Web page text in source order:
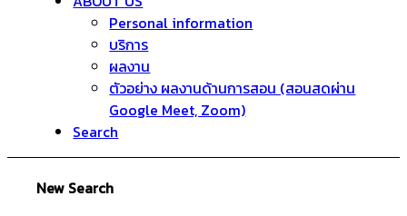
Personal information
บริการ
ผลงาน
ตัวอย่าง ผลงานด้านการสอน (สอนสดผ่าน
Google Meet, Zoom)
Search
New Search